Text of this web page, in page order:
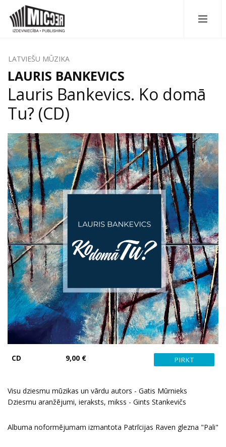
LATVIEŠU MŪZIKA
LAURIS BANKEVICS
Lauris Bankevics. Ko domā
Tu? (CD)
CD 9,00 €
Visu dziesmu mūzikas un vārdu autors - Gatis Mūrnieks
Dziesmu aranžējumi, ieraksts, mikss - Gints Stankevičs
Albuma noformējumam izmantota Patrīcijas Raven glezna "Pali"